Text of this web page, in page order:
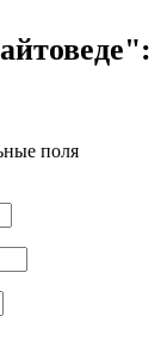
поля